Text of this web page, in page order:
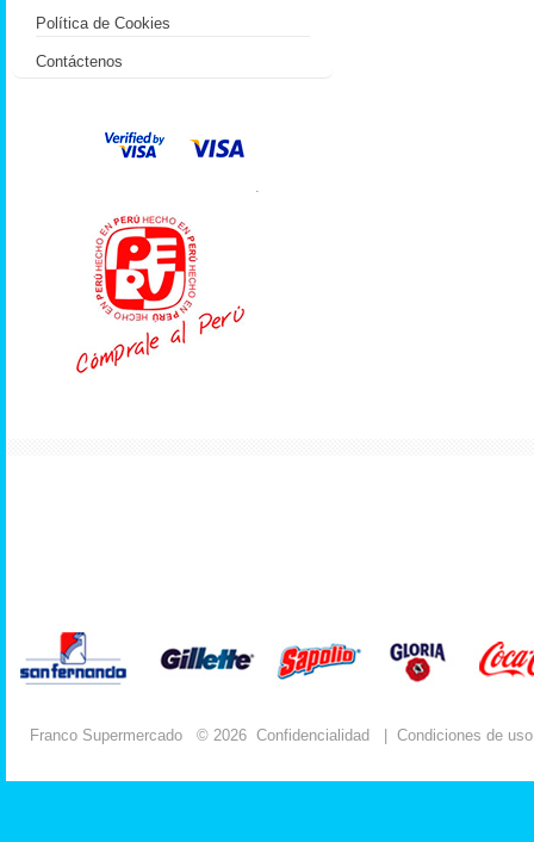
Política de Cookies
Contáctenos
.
Franco Supermercado © 2026 Confidencialidad Condiciones de uso